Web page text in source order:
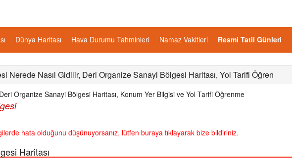
Dünya Haritası Hava Durumu Tahminleri Namaz Vakitleri Resmi Tatil Günleri
Nerede Nasıl Gidilir, Deri Organize Sanayi Bölgesi Haritası, Yol Tarifi Öğren
Deri Organize Sanayi Bölgesi Haritası, Konum Yer Bilgisi ve Yol Tarifi Öğrenme
hata olduğunu düşünuyorsanız, lütfen buraya tıklayarak bize bildiriniz.
Haritası